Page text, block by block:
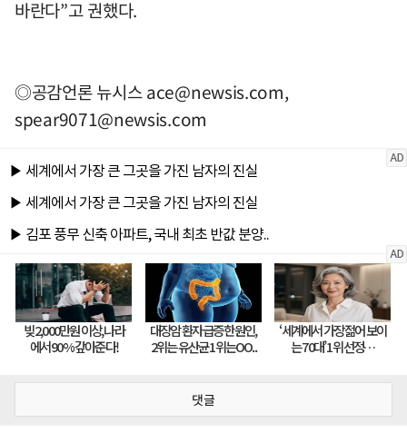
바란다”고 권했다.
◎공감언론 뉴시스ace@newsis.com,
spear9071@newsis.com
댓글